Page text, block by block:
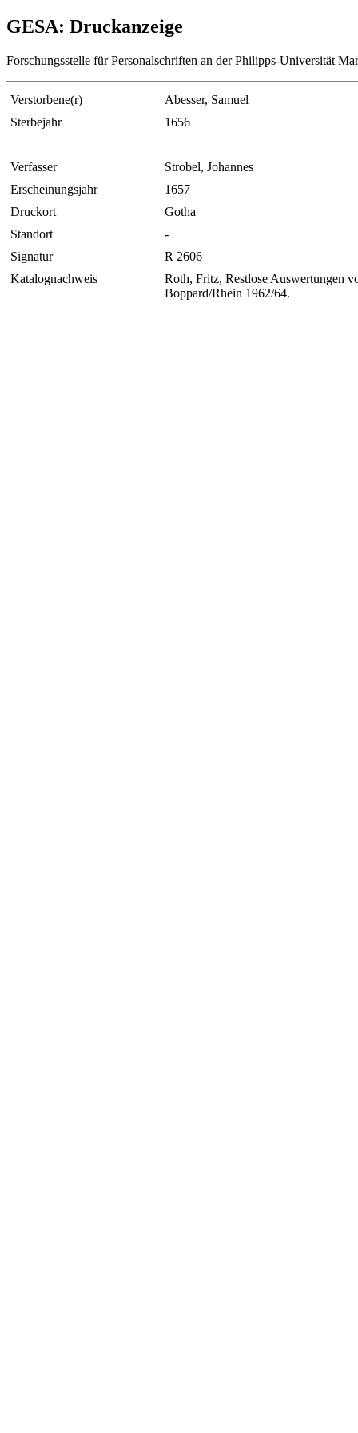
GESA: Druckanzeige
Forschungsstelle für Personalschriften an der Philipps-Universität
Verstorbene(r)
Abesser, Samuel
Sterbejahr
1656
Verfasser
Strobel, Johannes
Erscheinungsjahr
1657
Druckort
Gotha
Standort
-
Signatur
R 2606
Katalognachweis
Roth, Fritz, Restlose Auswertungen
Boppard/Rhein 1962/64.